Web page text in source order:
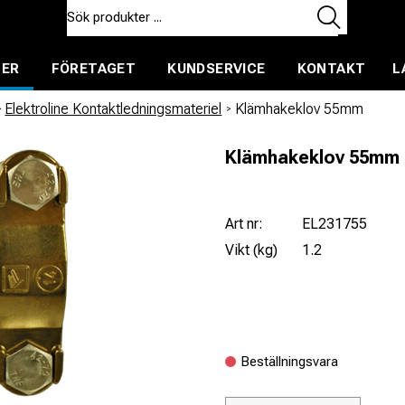
FÖRETAGET KUNDSERVICE KONTAKT
Elektroline Kontaktledningsmateriel / Klämhakeklov 55mm
Klämhakeklov 55mm
Art nr:
EL231755
Vikt (kg)
1.2
Beställningsvara